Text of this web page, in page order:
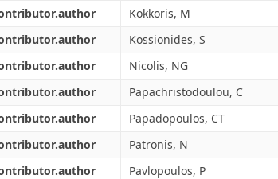
Kokkoris, M
Kossionides, S
Nicolis, NG
Papachristodoulou, C
Papadopoulos, CT
Patronis, N
Pavlopoulos, P